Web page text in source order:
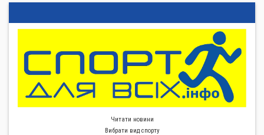
Читати новини
Вибрати вид спорту